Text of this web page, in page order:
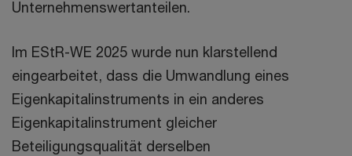
Unternehmenswertanteilen.
Im EStR-WE 2025 wurde nun klarstellend
eingearbeitet, dass die Umwandlung eines
Eigenkapitalinstruments in ein anderes
Eigenkapitalinstrument gleicher
Beteiligungsqualität derselben